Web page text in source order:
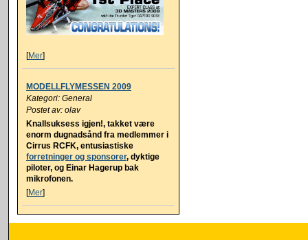
[Mer]
MODELLFLYMESSEN 2009
Kategori: General
Postet av: olav
Knallsuksess igjen!, takket være
enorm dugnadsånd fra medlemmer i
Cirrus RCFK, entusiastiske
forretninger og sponsorer, dyktige
piloter, og Einar Hagerup bak
mikrofonen.
[Mer]